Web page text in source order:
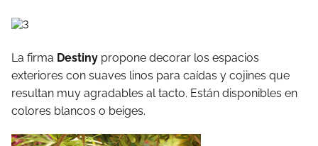
La firma Destiny propone decorar los espacios
exteriores con suaves linos para caídas y cojines que
resultan muy agradables al tacto. Están disponibles en
colores blancos o beiges.